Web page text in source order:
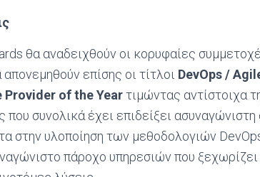
θα αναδειχθούν οι κορυφαίες
επίσης οι τίτλοι DevOps/
Provider oftheYearτιμώντας αντίστοιχα
συνολικά έχει επιδείξει ασυναγώνιστη
στην υλοποίηση των μεθοδολογιών
πάροχο υπηρεσιών που